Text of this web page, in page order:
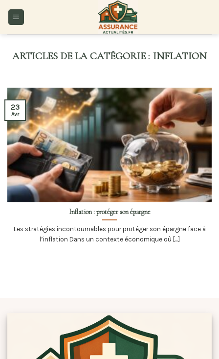
INFLATION
Inflation : protéger son épargne
Les stratégies incontournables pour protéger son épargne face à
l’inflation Dans un contexte économique où [...]
23
Avr